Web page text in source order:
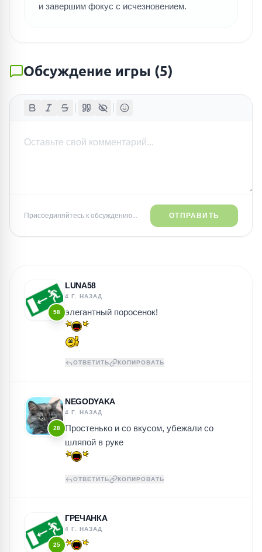
и завершим фокус с исчезновением.
Обсуждение игры (5)
Присоединяйтесь к обсуждению... ОТПРАВИТЬ
58
LUNA58
4 Г. НАЗАД
элегантный поросенок!
ОТВЕТИТЬ КОПИРОВАТЬ
28
NEGODYAKA
4 Г. НАЗАД
Простенько и со вкусом, убежали со
шляпой в руке
ОТВЕТИТЬ КОПИРОВАТЬ
25
ГРЕЧАНКА
4 Г. НАЗАД